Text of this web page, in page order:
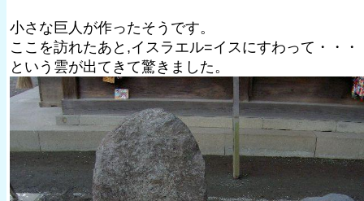
小さな巨人が作ったそうです。
ここを訪れたあと,イスラエル=イスにすわって・・・
という雲が出てきて驚きました。